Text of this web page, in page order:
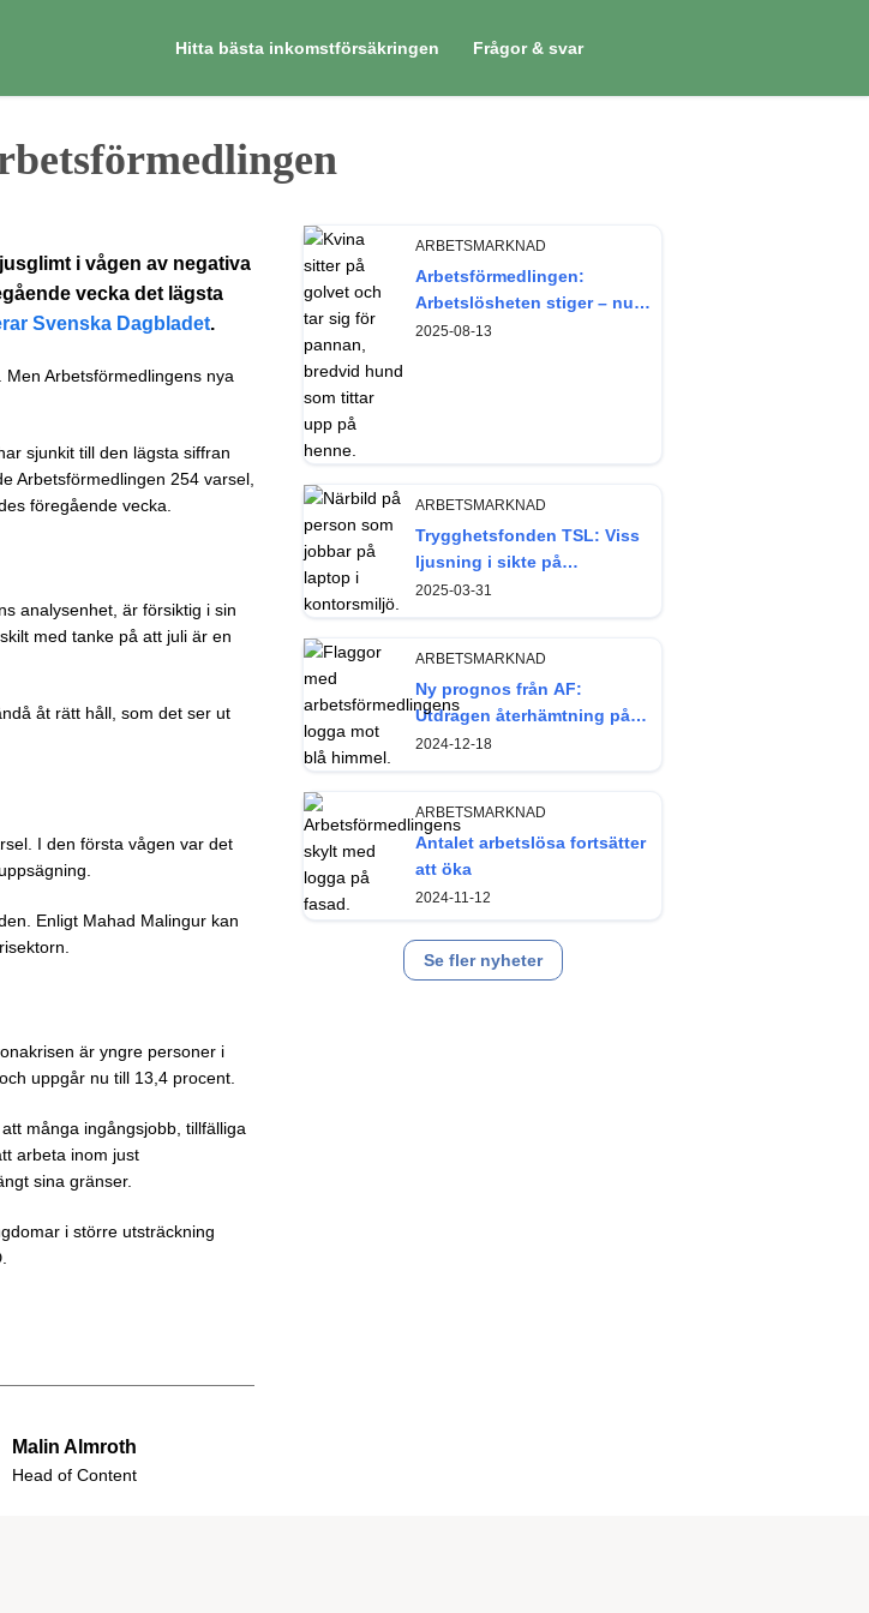
Hitta bästa inkomstförsäkringen Frågor & svar
i vågen av negativa
vecka det lägsta
Svenska Dagbladet.
Arbetsförmedlingens nya
sjunkit till den lägsta siffran
Arbetsförmedlingen 254 varsel,
föregående vecka.
analysenhet, är försiktig i sin
med tanke på att juli är en
åt rätt håll, som det ser ut
I den första vågen var det
Enligt Mahad Malingur kan
är yngre personer i
uppgår nu till 13,4 procent.
många ingångsjobb, tillfälliga
arbeta inom just
sina gränser.
i större utsträckning
ARBETSMARKNAD
Arbetsförmedlingen:
Arbetslösheten stiger – nu
något mer bland kvinnor
2025-08-13
ARBETSMARKNAD
Trygghetsfonden TSL: Viss
ljusning i sikte på
arbetsmarknaden
2025-03-31
ARBETSMARKNAD
Ny prognos från AF:
Utdragen återhämtning på
arbetsmarknaden
2024-12-18
ARBETSMARKNAD
Antalet arbetslösa fortsätter
att öka
2024-11-12
Se fler nyheter
Malin Almroth
Head of Content